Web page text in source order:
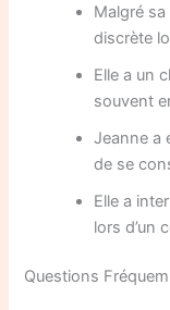
Malgré
discrète
Elle a un
souvent
Jeanne a
de se
Elle a
lors d’un
Questions